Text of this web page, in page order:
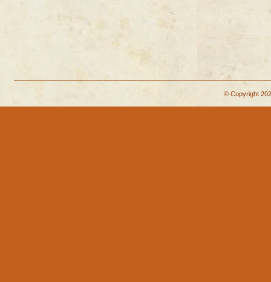
© Copyright